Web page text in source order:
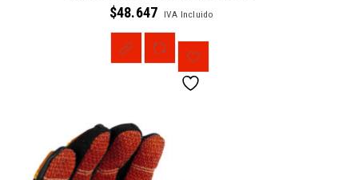
$48.647 IVA Incluido